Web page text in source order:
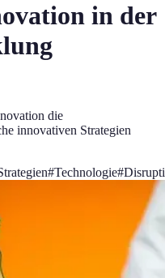
in der
die
innovativen Strategien
#Technologie#